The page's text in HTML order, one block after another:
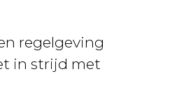
regelgeving
in strijd met